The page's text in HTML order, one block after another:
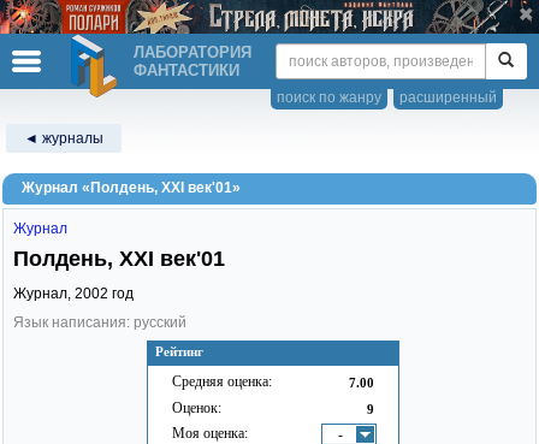
ЛАБОРАТОРИЯ
ФАНТАСТИКИ
расширенный
поиск по жанру
◄ журналы
Журнал «Полдень, XXI век'01»
Рейтинг
Средняя оценка: 7.00
Оценок: 9
Моя оценка: -
Журнал
Полдень, XXI век'01
Журнал, 2002 год
Язык написания: русский